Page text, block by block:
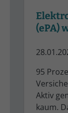
(ePA)
95
Aktiv
kaum.